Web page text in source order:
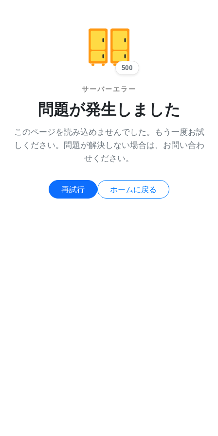
500
サーバーエラー
問題が発生しました
このページを読み込めませんでした。もう一度お試
しください。問題が解決しない場合は、お問い合わ
せください。
再試行 ホームに戻る